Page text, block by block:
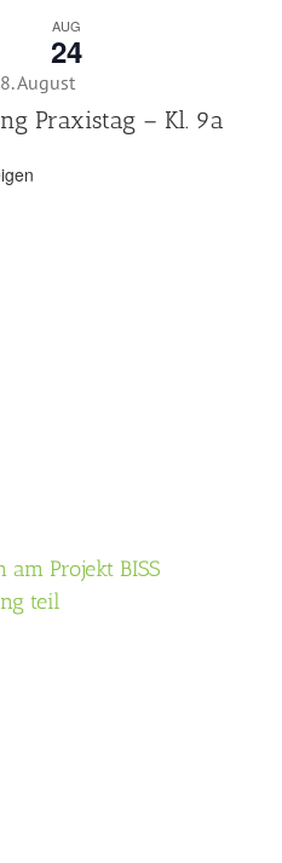
AUG
24
August
Praxistag – Kl. 9a
Projekt BISS
teil